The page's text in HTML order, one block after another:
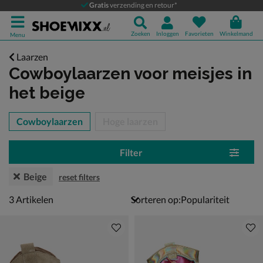
Gratisverzending en retour*
Menu Zoeken Inloggen Favorieten Winkelmand
Laarzen
Cowboylaarzen voor meisjes in
het beige
over
Cowboylaarzen
Filter
Beige reset filters
3 artikelen
3Artikelen Sorteren op: